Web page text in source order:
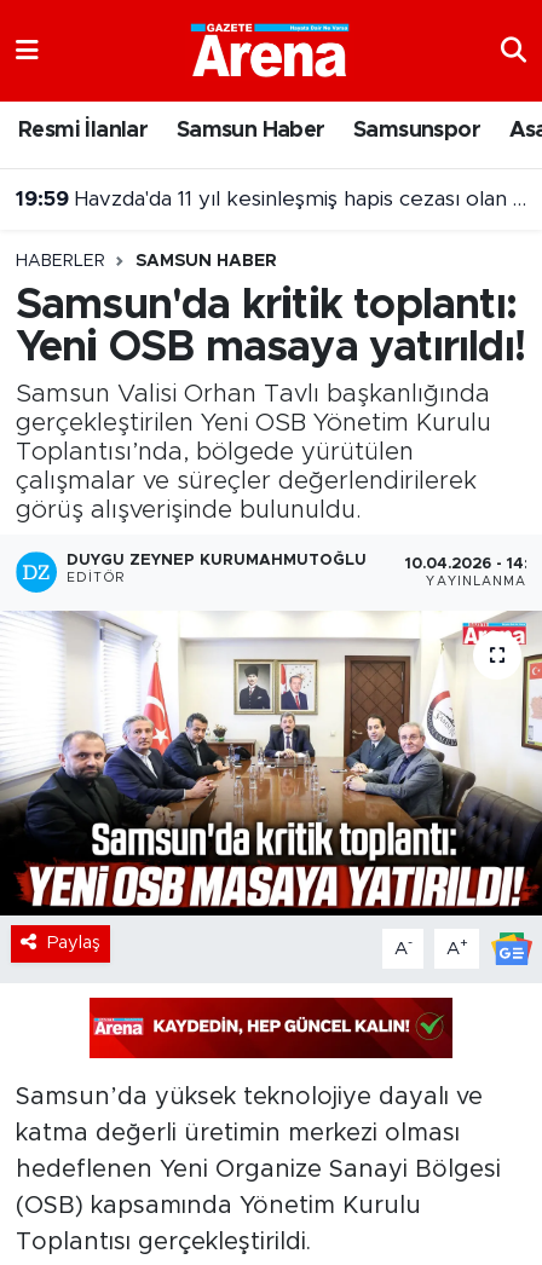
Resmi İlanlar Samsun Haber Samsunspor
19:59 Havzda'da 11 yıl kesinleşmiş hapis cezası olan şahıs yakalandı
HABERLER SAMSUN HABER
Samsun'da kritik toplantı:
Yeni OSB masaya yatırıldı!
Samsun Valisi Orhan Tavlı başkanlığında
gerçekleştirilen Yeni OSB Yönetim Kurulu
Toplantısı’nda, bölgede yürütülen
çalışmalar ve süreçler değerlendirilerek
görüş alışverişinde bulunuldu.
DUYGU ZEYNEP KURUMAHMUTOĞLU
EDITÖR
10.04.2026 -
YAYINLANMA
Paylaş A- A+
Samsun’da yüksek teknolojiye dayalı ve
katma değerli üretimin merkezi olması
hedeflenen Yeni Organize Sanayi Bölgesi
(OSB) kapsamında Yönetim Kurulu
Toplantısı gerçekleştirildi.
Samsun Namaz Vakitleri
Süper Lig Puan Durumu ve Fikstür
Tüm Manşetler
Son Dakika Haberleri
Haber Arşivi